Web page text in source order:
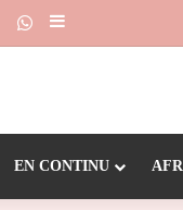
Dailymotion
Suivre la chaîne
Sidebar (barre
EN CONTINU